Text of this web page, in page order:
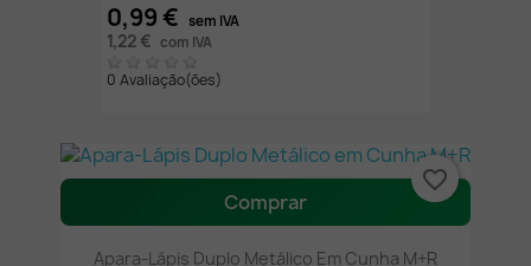
0,99 € sem IVA
1,22 € com IVA
0 Avaliação(ões)
Comprar
Apara-Lápis Duplo Metálico Em Cunha M+R
favorite_border